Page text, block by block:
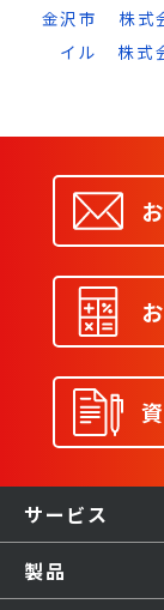
金沢市 株式
イル
株式
サービス
製品